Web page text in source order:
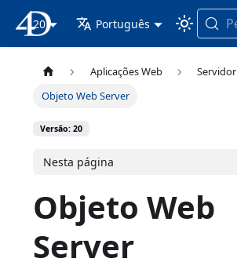
Documentação 4D
20 Português
Aplicações Web
Objeto Web Server
Versão: 20
Nesta página
Objeto Web
Server